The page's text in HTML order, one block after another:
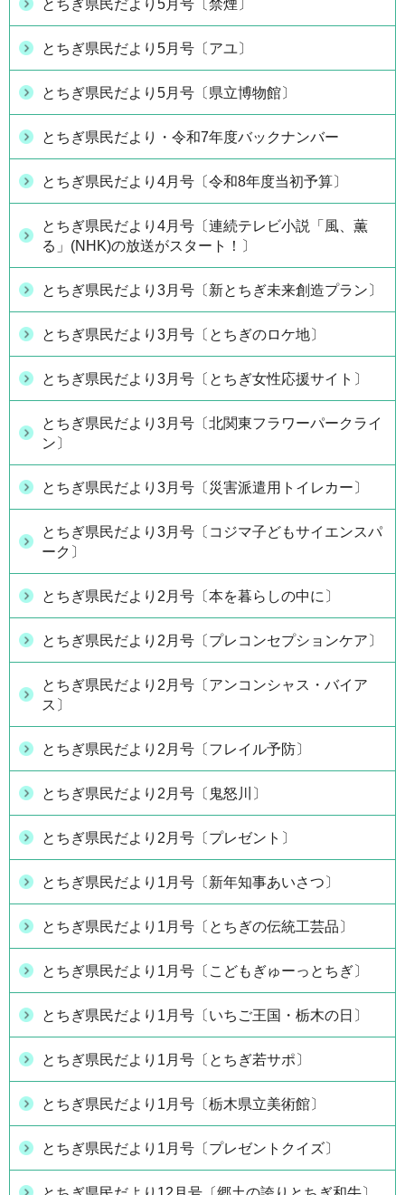
とちぎ県民だより5月号〔禁煙〕
とちぎ県民だより5月号〔アユ〕
とちぎ県民だより5月号〔県立博物館〕
とちぎ県民だより・令和7年度バックナンバー
とちぎ県民だより4月号〔令和8年度当初予算〕
とちぎ県民だより4月号〔連続テレビ小説「風、薫
る」(NHK)の放送がスタート！〕
とちぎ県民だより3月号〔新とちぎ未来創造プラン〕
とちぎ県民だより3月号〔とちぎのロケ地〕
とちぎ県民だより3月号〔とちぎ女性応援サイト〕
とちぎ県民だより3月号〔北関東フラワーパークライ
ン〕
とちぎ県民だより3月号〔災害派遣用トイレカー〕
とちぎ県民だより3月号〔コジマ子どもサイエンスパ
ーク〕
とちぎ県民だより2月号〔本を暮らしの中に〕
とちぎ県民だより2月号〔プレコンセプションケア〕
とちぎ県民だより2月号〔アンコンシャス・バイア
ス〕
とちぎ県民だより2月号〔フレイル予防〕
とちぎ県民だより2月号〔鬼怒川〕
とちぎ県民だより2月号〔プレゼント〕
とちぎ県民だより1月号〔新年知事あいさつ〕
とちぎ県民だより1月号〔とちぎの伝統工芸品〕
とちぎ県民だより1月号〔こどもぎゅーっとちぎ〕
とちぎ県民だより1月号〔いちご王国・栃木の日〕
とちぎ県民だより1月号〔とちぎ若サポ〕
とちぎ県民だより1月号〔栃木県立美術館〕
とちぎ県民だより1月号〔プレゼントクイズ〕